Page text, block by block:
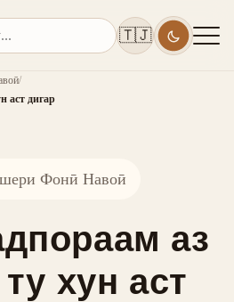
🇹🇯
/
аст дигар
Фонӣ Навоӣ
аз
хун аст